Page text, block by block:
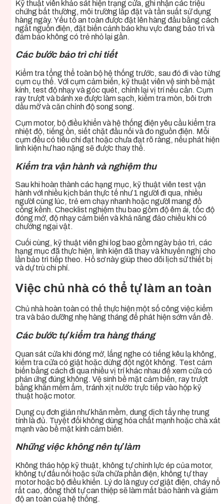
Kỹ thuật viên khảo sát hiện trạng cửa, ghi nhận các triệu
chứng bất thường, môi trường lắp đặt và tần suất sử dụng
hàng ngày. Yếu tố an toàn được đặt lên hàng đầu bằng cách
ngắt nguồn điện, đặt biển cảnh báo khu vực đang bảo trì và
đảm bảo không có trẻ nhỏ lại gần.
Các bước bảo trì chi tiết
Kiểm tra tổng thể toàn bộ hệ thống trước, sau đó đi vào từng
cụm cụ thể. Với cụm cảm biến, kỹ thuật viên vệ sinh bề mặt
kính, test độ nhạy và góc quét, chỉnh lại vị trí nếu cần. Cụm
ray trượt và bánh xe được làm sạch, kiểm tra mòn, bôi trơn
dầu mỡ và căn chỉnh độ song song.
Cụm motor, bộ điều khiển và hệ thống điện yêu cầu kiểm tra
nhiệt độ, tiếng ồn, siết chặt đầu nối và đo nguồn điện. Mỗi
cụm đều có tiêu chí đạt hoặc chưa đạt rõ ràng, nếu phát hiện
linh kiện hư hao nặng sẽ được thay thế.
Kiểm tra vận hành và nghiệm thu
Sau khi hoàn thành các hạng mục, kỹ thuật viên test vận
hành với nhiều kịch bản thực tế như 1 người đi qua, nhiều
người cùng lúc, trẻ em chạy nhanh hoặc người mang đồ
cồng kềnh. Checklist nghiệm thu bao gồm độ êm ái, tốc độ
đóng mở, độ nhạy cảm biến và khả năng đảo chiều khi có
chướng ngại vật.
Cuối cùng, kỹ thuật viên ghi log bao gồm ngày bảo trì, các
hạng mục đã thực hiện, linh kiện đã thay và khuyến nghị cho
lần bảo trì tiếp theo. Hồ sơ này giúp theo dõi lịch sử thiết bị
và dự trù chi phí.
Việc chủ nhà có thể tự làm an toàn
Chủ nhà hoàn toàn có thể thực hiện một số công việc kiểm
tra và bảo dưỡng nhẹ hàng tháng để phát hiện sớm vấn đề.
Các bước tự kiểm tra hàng tháng
Quan sát cửa khi đóng mở, lắng nghe có tiếng kêu lạ không,
kiểm tra cửa có giật hoặc dừng đột ngột không. Test cảm
biến bằng cách đi qua nhiều vị trí khác nhau để xem cửa có
phản ứng đúng không. Vệ sinh bề mặt cảm biến, ray trượt
bằng khăn mềm ẩm, tránh xịt nước trực tiếp vào hộp kỹ
thuật hoặc motor.
Dụng cụ đơn giản như khăn mềm, dung dịch tẩy nhẹ trung
tính là đủ. Tuyệt đối không dùng hóa chất mạnh hoặc chà xát
mạnh vào bề mặt kính cảm biến.
Những việc không nên tự làm
Không tháo hộp kỹ thuật, không tự chỉnh lực ép của motor,
không tự đấu nối hoặc sửa chữa phần điện, không tự thay
motor hoặc bộ điều khiển. Lý do là nguy cơ giật điện, cháy nổ
rất cao, đồng thời tự can thiệp sẽ làm mất bảo hành và giảm
độ an toàn của hệ thống.